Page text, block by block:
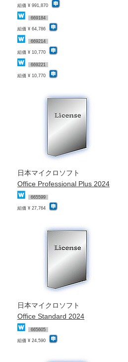
組価 ¥ 991,870
669184
組価 ¥ 64,786
669214
組価 ¥ 10,770
669221
組価 ¥ 10,770
日本マイクロソフト
Office Professional Plus 2024
665599
組価 ¥ 27,764
日本マイクロソフト
Office Standard 2024
665605
組価 ¥ 24,590